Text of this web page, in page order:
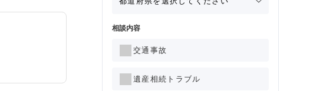
相談内容
交通事故
遺産相続トラブル